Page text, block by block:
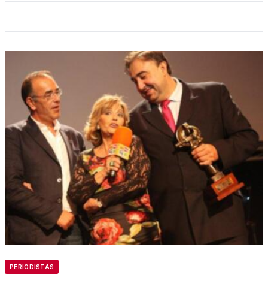
PERIODISTAS